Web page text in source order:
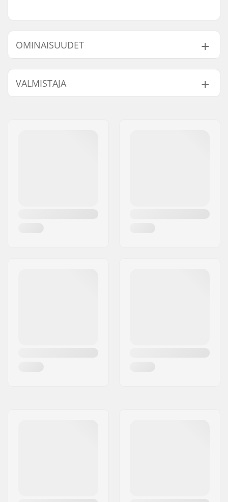
OMINAISUUDET
Aktiviteetti:
Laskettelu,
Lumilautailu
VALMISTAJA